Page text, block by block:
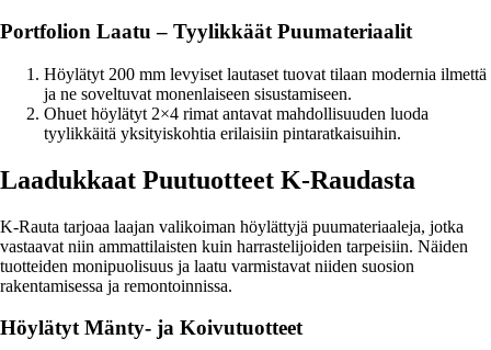
Portfolion Laatu – Tyylikkäät Puumateriaalit
Höylätyt 200 mm levyiset lautaset tuovat tilaan modernia ilmettä
ja ne soveltuvat monenlaiseen sisustamiseen.
Ohuet höylätyt 2×4 rimat antavat mahdollisuuden luoda
tyylikkäitä yksityiskohtia erilaisiin pintaratkaisuihin.
Laadukkaat Puutuotteet K-Raudasta
K-Rauta tarjoaa laajan valikoiman höylättyjä puumateriaaleja, jotka
vastaavat niin ammattilaisten kuin harrastelijoiden tarpeisiin. Näiden
tuotteiden monipuolisuus ja laatu varmistavat niiden suosion
rakentamisessa ja remontoinnissa.
Höylätyt Mänty- ja Koivutuotteet